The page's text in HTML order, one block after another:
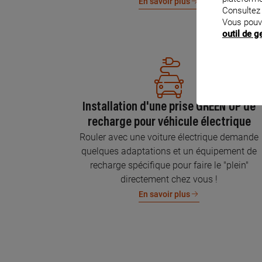
Installation d'une prise GREEN'UP de
recharge pour véhicule électrique
Rouler avec une voiture électrique demande
quelques adaptations et un équipement de
recharge spécifique pour faire le "plein"
directement chez vous !
En savoir plus
Vous
outil de